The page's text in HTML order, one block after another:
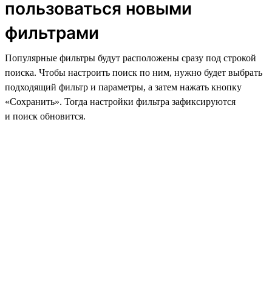
пользоваться новыми
фильтрами
Популярные фильтры будут расположены сразу под строкой
поиска. Чтобы настроить поиск по ним, нужно будет выбрать
подходящий фильтр и параметры, а затем нажать кнопку
«Сохранить». Тогда настройки фильтра зафиксируются
и поиск обновится.